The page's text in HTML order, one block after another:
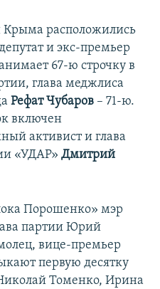
Крыма расположились
и экс-премьер
67-ю строчку в
глава меджлиса
Рефат Чубаров – 71-ю.
включен
активист и глава
«УДАР» Дмитрий
Порошенко» мэр
партии Юрий
вице-премьер
первую десятку
Томенко, Ирина